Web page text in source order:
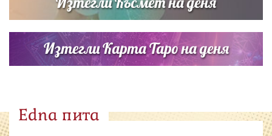
Изтегли Карта Таро на деня
Edna пита